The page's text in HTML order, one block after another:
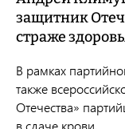
защитник
страже
В рамках
также
Отечества»
в сдаче крови.